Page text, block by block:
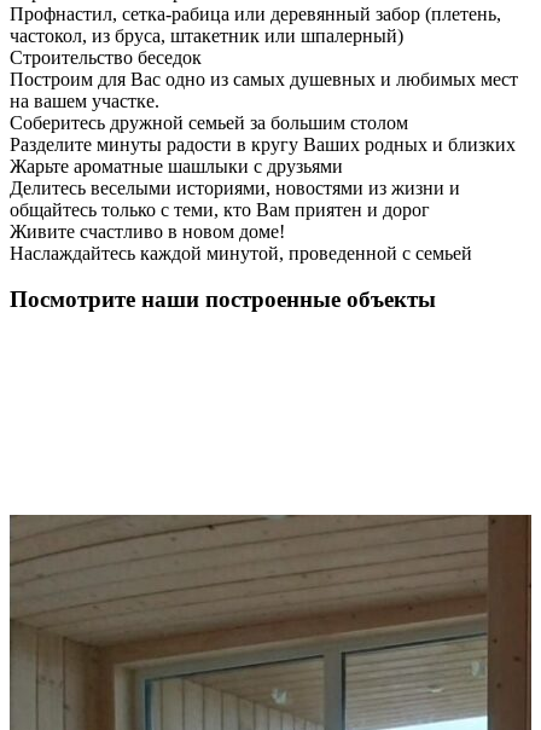
Профнастил, сетка-рабица или деревянный забор (плетень,
частокол, из бруса, штакетник или шпалерный)
Строительство беседок
Построим для Вас одно из самых душевных и любимых мест
на вашем участке.
Соберитесь дружной семьей за большим столом
Разделите минуты радости в кругу Ваших родных и близких
Жарьте ароматные шашлыки с друзьями
Делитесь веселыми историями, новостями из жизни и
общайтесь только с теми, кто Вам приятен и дорог
Живите счастливо в новом доме!
Наслаждайтесь каждой минутой, проведенной с семьей
Посмотрите наши построенные объекты